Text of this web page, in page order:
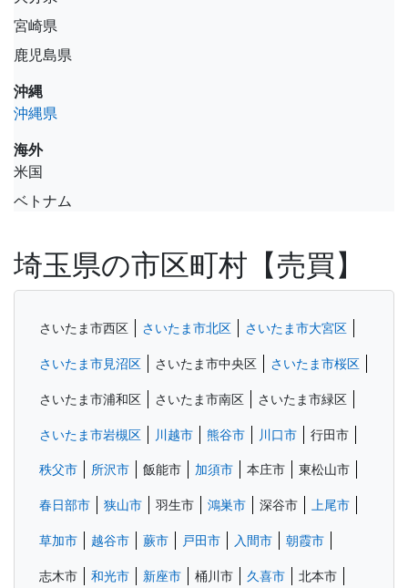
宮崎県
鹿児島県
沖縄
沖縄県
海外
米国
ベトナム
埼玉県の市区町村【売買】
さいたま市西区 さいたま市北区 さいたま市大宮区
さいたま市見沼区 さいたま市中央区 さいたま市桜区
さいたま市浦和区 さいたま市南区 さいたま市緑区
さいたま市岩槻区 川越市 熊谷市 川口市 行田市
秩父市 所沢市 飯能市 加須市 本庄市 東松山市
春日部市 狭山市 羽生市 鴻巣市 深谷市 上尾市
草加市 越谷市 蕨市 戸田市 入間市 朝霞市
志木市 和光市 新座市 桶川市 久喜市 北本市